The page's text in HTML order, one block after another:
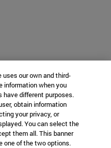
our own and third-
information when you
have different purposes.
obtain information
your privacy, or
You can select the
them all. This banner
one of the two options.